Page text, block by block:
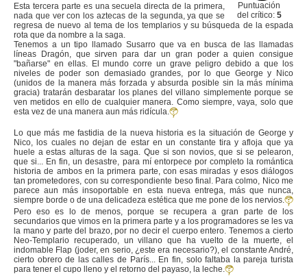
Puntuación
del crítico: 5
Esta tercera parte es una secuela directa de la primera,
nada que ver con los aztecas de la segunda, ya que se
regresa de nuevo al tema de los templarios y su búsqueda de la espada
rota que da nombre a la saga.
Tenemos a un tipo llamado Susarro que va en busca de las llamadas
líneas Dragón, que sirven para dar un gran poder a quien consigue
"bañarse" en ellas. El mundo corre un grave peligro debido a que los
niveles de poder son demasiado grandes, por lo que George y Nico
(unidos de la manera más forzada y absurda posible sin la más mínima
gracia) tratarán desbaratar los planes del villano simplemente porque se
ven metidos en ello de cualquier manera. Como siempre, vaya, solo que
esta vez de una manera aun más ridícula.
Lo que más me fastidia de la nueva historia es la situación de George y
Nico, los cuales no dejan de estar en un constante tira y afloja que ya
huele a estas alturas de la saga. Que si son novios, que si se pelearon,
que si... En fin, un desastre, para mí entorpece por completo la romántica
historia de ambos en la primera parte, con esas miradas y esos diálogos
tan prometedores, con su correspondiente beso final. Para colmo, Nico me
parece aun más insoportable en esta nueva entrega, más que nunca,
siempre borde o de una delicadeza estética que me pone de los nervios.
Pero eso es lo de menos, porque se recupera a gran parte de los
secundarios que vimos en la primera parte y a los programadores se les va
la mano y parte del brazo, por no decir el cuerpo entero. Tenemos a cierto
Neo-Templario recuperado, un villano que ha vuelto de la muerte, el
indomable Flap (joder, en serio, ¿este era necesario?), el constante André,
cierto obrero de las calles de París... En fin, solo faltaba la pareja turista
para tener el cupo lleno y el retorno del payaso, la leche.